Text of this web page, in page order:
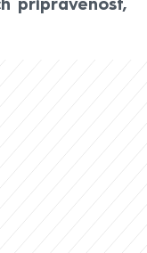
připravenost,